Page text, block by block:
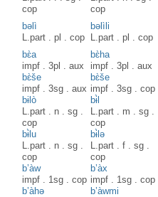
cop
cop
bəlì
L.part .pl .cop
bəlìli
L.part .pl .cop
bɛ̀a
impf .3pl .aux
bɛ̀ha
impf .3pl .aux
bɛ̀še
impf .3sg .aux
bɛ̀še
impf .3sg .cop
bɨlò
L.part . n .sg .
cop
bɨ̀l
L.part . m .sg .
cop
bɨ̀lu
L.part . n .sg .
cop
bɨ̀lə
L.part .f .sg .
cop
b’àw
impf . 1sg .cop
b’àx
impf . 1sg .cop
b’àhə
b’àwmi